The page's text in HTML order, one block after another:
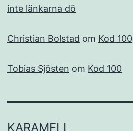
inte länkarna dö
Christian Bolstad om Kod 100
Tobias Sjösten om Kod 100
KARAMELL